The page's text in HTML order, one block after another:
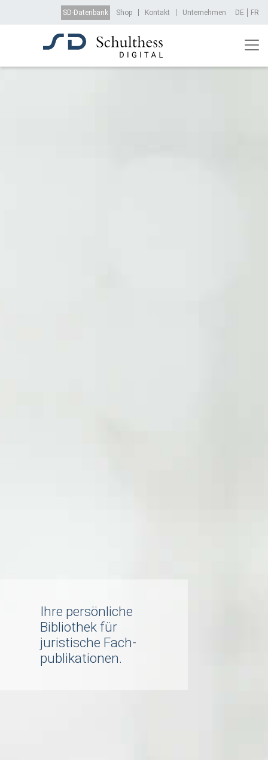
Direkt zum Inhalt
Top Menu
SD-Datenbank Shop Kontakt Unternehmen DE FR
Ihre persönliche
Bibliothek für
juristische Fach­
publi­kationen.